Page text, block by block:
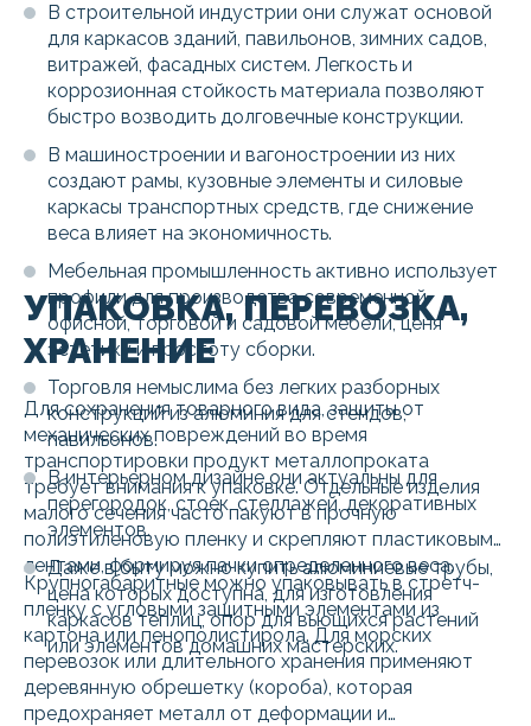
В строительной индустрии они служат основой
для каркасов зданий, павильонов, зимних садов,
витражей, фасадных систем. Легкость и
коррозионная стойкость материала позволяют
быстро возводить долговечные конструкции.
В машиностроении и вагоностроении из них
создают рамы, кузовные элементы и силовые
каркасы транспортных средств, где снижение
веса влияет на экономичность.
Мебельная промышленность активно использует
профили для производства современной
офисной, торговой и садовой мебели, ценя
эстетику и простоту сборки.
Торговля немыслима без легких разборных
конструкций из алюминия для стендов,
павильонов.
В интерьерном дизайне они актуальны для
перегородок, стоек, стеллажей, декоративных
элементов.
Даже в быту можно купить алюминиевые трубы,
цена которых доступна, для изготовления
каркасов теплиц, опор для вьющихся растений
или элементов домашних мастерских.
УПАКОВКА, ПЕРЕВОЗКА,
ХРАНЕНИЕ
Для сохранения товарного вида, защиты от
механических повреждений во время
транспортировки продукт металлопроката
требует внимания к упаковке. Отдельные изделия
малого сечения часто пакуют в прочную
полиэтиленовую пленку и скрепляют пластиковыми
лентами, формируя пачки определенного веса.
Крупногабаритные можно упаковывать в стретч-
пленку с угловыми защитными элементами из
картона или пенополистирола. Для морских
перевозок или длительного хранения применяют
деревянную обрешетку (короба), которая
предохраняет металл от деформации и